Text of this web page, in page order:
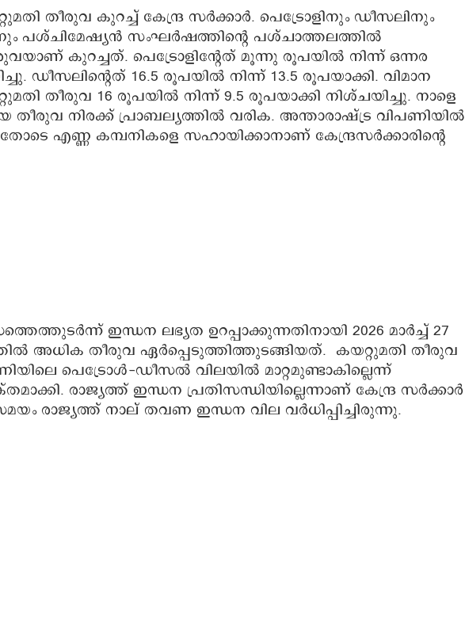
തീരുവ കുറച്ച് കേന്ദ്ര സർക്കാർ. പെട്രോളിനും ഡീസലിനും
പശ്ചിമേഷ്യൻ സംഘർഷത്തിന്റെ പശ്ചാത്തലത്തിൽ
കുറച്ചത്. പെട്രോളിന്റേത് മൂന്നു രൂപയിൽ നിന്ന് ഒന്നര
ഡീസലിന്റെത് 16.5 രൂപയിൽ നിന്ന് 13.5 രൂപയാക്കി. വിമാന
തീരുവ 16 രൂപയിൽ നിന്ന് 9.5 രൂപയാക്കി നിശ്ചയിച്ചു. നാളെ
നിരക്ക് പ്രാബല്യത്തിൽ വരിക. അന്താരാഷ്ട്ര വിപണിയിൽ
എണ്ണ കമ്പനികളെ സഹായിക്കാനാണ് കേന്ദ്രസർക്കാരിന്റെ
ഇന്ധന ലഭ്യത ഉറപ്പാക്കുന്നതിനായി 2026 മാർച്ച് 27
അധിക തീരുവ ഏർപ്പെടുത്തിത്തുടങ്ങിയത്. കയറ്റുമതി തീരുവ
പെട്രോൾ-ഡീസൽ വിലയിൽ‌ മാറ്റമുണ്ടാകില്ലെന്ന്
രാജ്യത്ത് ഇന്ധന പ്രതിസന്ധിയില്ലെന്നാണ് കേന്ദ്ര സർക്കാർ
രാജ്യത്ത് നാല് തവണ ഇന്ധന വില വർധിപ്പിച്ചിരുന്നു.